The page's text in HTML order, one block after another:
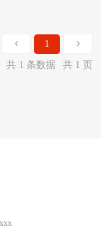
1
共 1 条数据
共 1 页